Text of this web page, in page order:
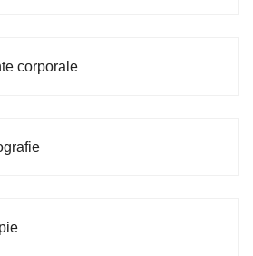
corporale